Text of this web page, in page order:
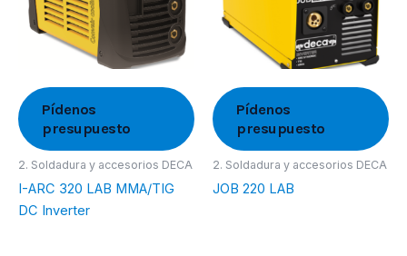
Pídenos
presupuesto
2. Soldadura y accesorios DECA
I-ARC 320 LAB MMA/TIG
DC Inverter
Pídenos
presupuesto
2. Soldadura y accesorios DECA
JOB 220 LAB